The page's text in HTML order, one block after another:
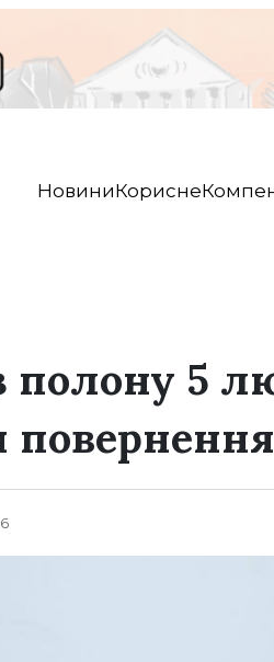
НовиниКорисне
полону 5
повернення